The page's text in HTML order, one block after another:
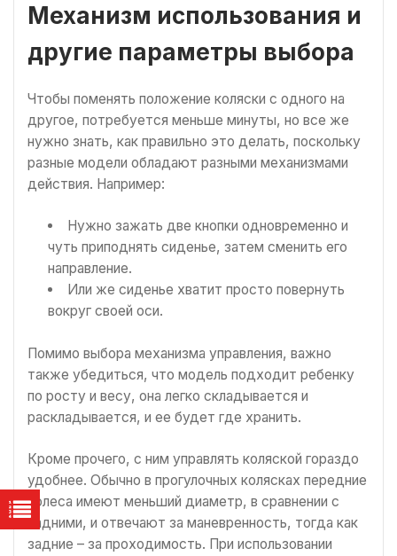
Механизм использования и
другие параметры выбора
Чтобы поменять положение коляски с одного на
другое, потребуется меньше минуты, но все же
нужно знать, как правильно это делать, поскольку
разные модели обладают разными механизмами
действия. Например:
Нужно зажать две кнопки одновременно и
чуть приподнять сиденье, затем сменить его
направление.
Или же сиденье хватит просто повернуть
вокруг своей оси.
Помимо выбора механизма управления, важно
также убедиться, что модель подходит ребенку
по росту и весу, она легко складывается и
раскладывается, и ее будет где хранить.
Кроме прочего, с ним управлять коляской гораздо
удобнее. Обычно в прогулочных колясках передние
колеса имеют меньший диаметр, в сравнении с
задними, и отвечают за маневренность, тогда как
задние – за проходимость. При использовании